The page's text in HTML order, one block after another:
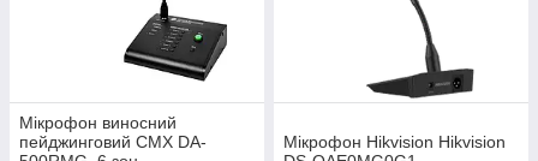
Мікрофон виносний
пейджинговий CMX DA-
Мікрофон Hikvision Hikvision